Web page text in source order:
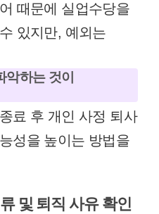
때문에 실업수당을
있지만, 예외는
하는 것이
료 후 개인 사정 퇴사
성을 높이는 방법을
및 퇴직 사유 확인